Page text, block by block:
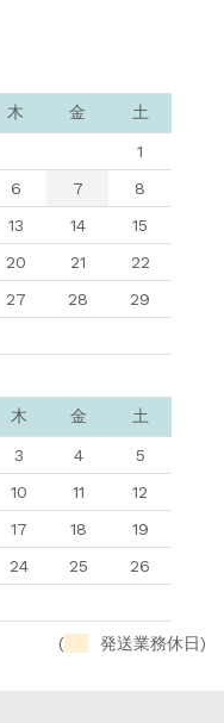
木 金 土
1
6 7
8
13 14
15
20 21
22
27 28
29
木 金 土
3 4
5
10 11
12
17 18
19
24 25
26
( 発送業務休日)